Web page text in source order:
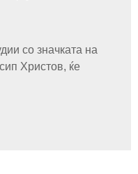
со значката на
Христов, ќе